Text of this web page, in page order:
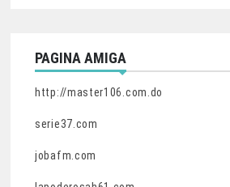
PAGINA AMIGA
http://master106.com.do
serie37.com
jobafm.com